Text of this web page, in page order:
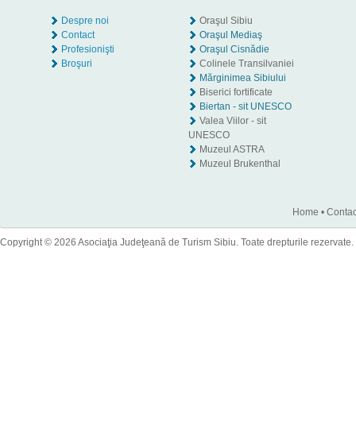
Despre noi
Contact
Profesionişti
Broşuri
Oraşul Sibiu
Oraşul Mediaş
Oraşul Cisnădie
Colinele Transilvaniei
Mărginimea Sibiului
Biserici fortificate
Biertan - sit UNESCO
Valea Viilor - sit
UNESCO
Muzeul ASTRA
Muzeul Brukenthal
Home •
Copyright © 2026 Asociaţia Judeţeană de Turism Sibiu. Toate drepturile rezervate.